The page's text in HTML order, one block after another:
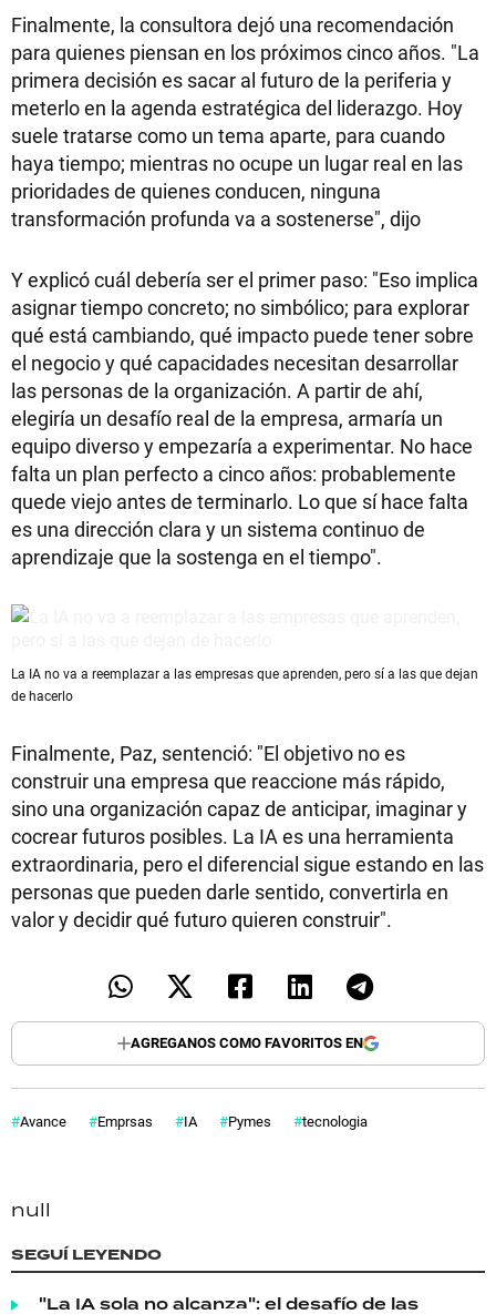
Finalmente, la consultora dejó una recomendación
para quienes piensan en los próximos cinco años. "La
primera decisión es sacar al futuro de la periferia y
meterlo en la agenda estratégica del liderazgo. Hoy
suele tratarse como un tema aparte, para cuando
haya tiempo; mientras no ocupe un lugar real en las
prioridades de quienes conducen, ninguna
transformación profunda va a sostenerse", dijo
Y explicó cuál debería ser el primer paso: "Eso implica
asignar tiempo concreto; no simbólico; para explorar
qué está cambiando, qué impacto puede tener sobre
el negocio y qué capacidades necesitan desarrollar
las personas de la organización. A partir de ahí,
elegiría un desafío real de la empresa, armaría un
equipo diverso y empezaría a experimentar. No hace
falta un plan perfecto a cinco años: probablemente
quede viejo antes de terminarlo. Lo que sí hace falta
es una dirección clara y un sistema continuo de
aprendizaje que la sostenga en el tiempo".
La IA no va a reemplazar a las empresas que aprenden, pero sí a las que dejan
de hacerlo
Finalmente, Paz, sentenció: "El objetivo no es
construir una empresa que reaccione más rápido,
sino una organización capaz de anticipar, imaginar y
cocrear futuros posibles. La IA es una herramienta
extraordinaria, pero el diferencial sigue estando en las
personas que pueden darle sentido, convertirla en
valor y decidir qué futuro quieren construir".
AGREGANOS COMO FAVORITOS EN
Avance Emprsas IA Pymes tecnologia
null
SEGUÍ LEYENDO
"La IA sola no alcanza": el desafío de las